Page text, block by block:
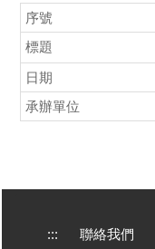
::: 聯絡我們